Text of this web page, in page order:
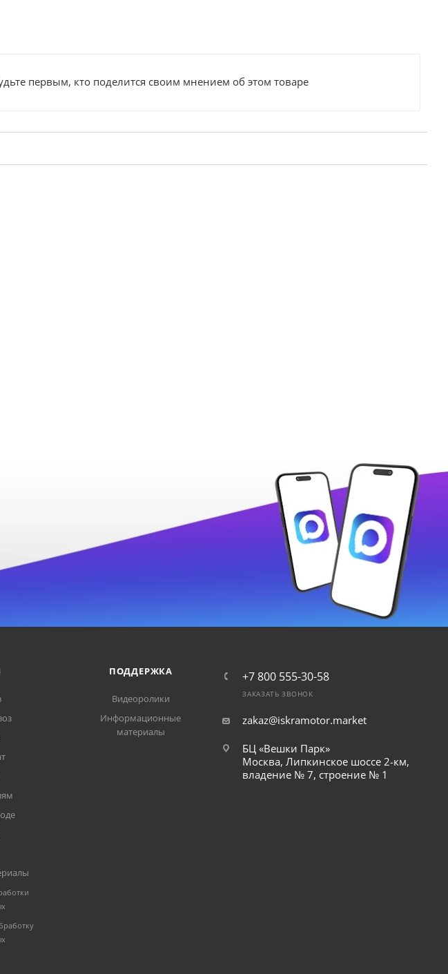
первым, кто поделится своим мнением об этом товаре
ПОДДЕРЖКА
Видеоролики
Информационные
материалы
+7 800 555-30-58
ЗАКАЗАТЬ ЗВОНОК
zakaz@iskramotor.market
БЦ «Вешки Парк»
Москва, Липкинское шоссе 2-км,
владение № 7, строение № 1